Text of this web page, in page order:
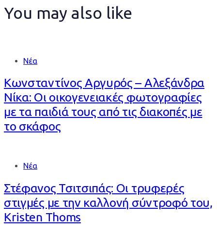
You may also like
Νέα
Κωνσταντίνος Αργυρός – Αλεξάνδρα
Νίκα: Οι οικογενειακές φωτογραφίες
με τα παιδιά τους από τις διακοπές με
το σκάφος
Νέα
Στέφανος Τσιτσιπάς: Οι τρυφερές
στιγμές με την καλλονή σύντροφό του,
Kristen Thoms